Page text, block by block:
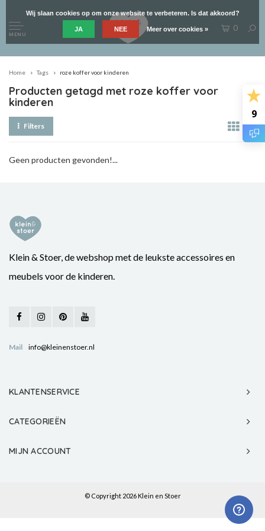
9
MENU
0
Home Tags roze koffer voor kinderen
Producten getagd met roze koffer voor
kinderen
Filters
Geen producten gevonden!...
Klein & Stoer, de webshop met de leukste accessoires en
meubels voor de kinderen.
Mail info@kleinenstoer.nl
KLANTENSERVICE
CATEGORIEËN
MIJN ACCOUNT
© Copyright 2026 Klein en Stoer
Wij slaan cookies op om onze website te verbeteren. Is dat akkoord?
JA NEE Meer over cookies »